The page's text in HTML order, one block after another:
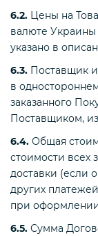
6.2. Цены на
валюте Украины
указано в
6.3. Поставщик
в
заказанного
Поставщиком,
6.4. Общая
стоимости всех
доставки (если
других
при оформлении
6.5. Сумма